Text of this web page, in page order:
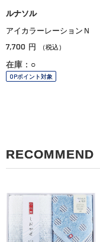
ルナソル
アイカラーレーションＮ
7,700 円 （税込）
在庫：○
OPポイント対象
RECOMMEND